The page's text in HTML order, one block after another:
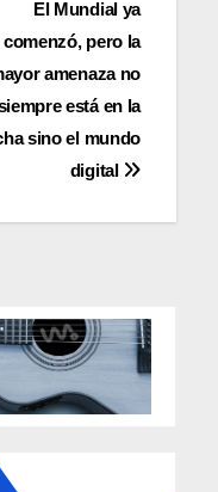
El Mundial ya
comenzó, pero la
amenaza no
está en la
sino el mundo
digital